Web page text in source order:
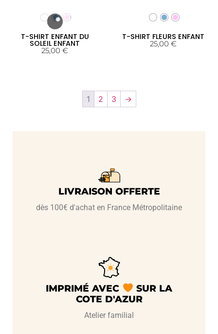
T-SHIRT ENFANT DU
SOLEIL ENFANT
25,00€
T-SHIRT FLEURS ENFANT
25,00 €
1 2 3 →
LIVRAISON OFFERTE
dès 100€ d'achat en France Métropolitaine
IMPRIMÉ AVEC
SUR LA
COTE D'AZUR
Atelier familial